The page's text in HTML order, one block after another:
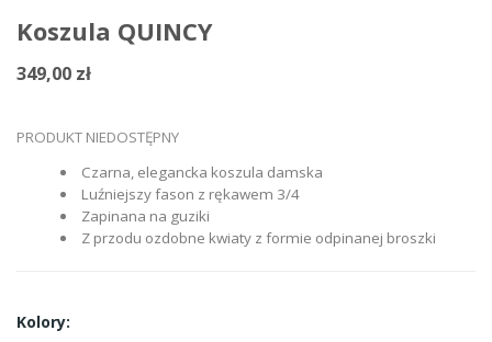
Koszula QUINCY
349,00 zł
PRODUKT NIEDOSTĘPNY
Czarna, elegancka koszula damska
Luźniejszy fason z rękawem 3/4
Zapinana na guziki
Z przodu ozdobne kwiaty z formie odpinanej broszki
Kolory: